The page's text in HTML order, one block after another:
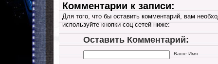
Комментарии к записи:
Для того, что бы оставить комментарий, вам
используйте кнопки соц сетей ниже:
Оставить Комментарий:
Ваше Имя